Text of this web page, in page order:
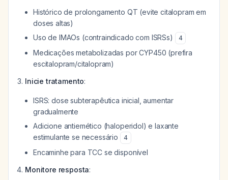
Histórico de prolongamento QT (evite citalopram em
doses altas)
Uso de IMAOs (contraindicado com ISRSs)
4
Medicações metabolizadas por CYP450 (prefira
escitalopram/citalopram)
Inicie tratamento:
ISRS: dose subterapêutica inicial, aumentar
gradualmente
Adicione antiemético (haloperidol) e laxante
estimulante se necessário
4
Encaminhe para TCC se disponível
Monitore resposta: